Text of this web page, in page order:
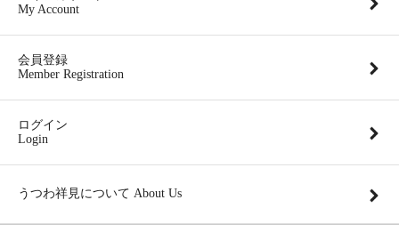
My Account
会員登録
Member Registration
ログイン
Login
うつわ祥見について About Us